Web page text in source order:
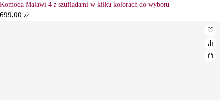
Komoda Malawi 4 z szufladami w kilku kolorach do wyboru
699,00 zł